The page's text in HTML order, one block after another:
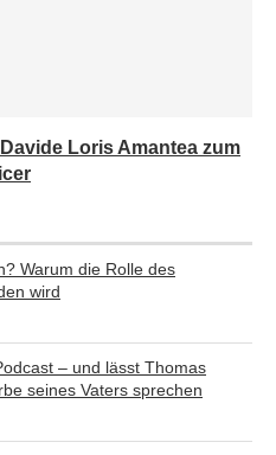
Loris Amantea zum
Warum die Rolle des
wird
– und lässt Thomas
seines Vaters sprechen